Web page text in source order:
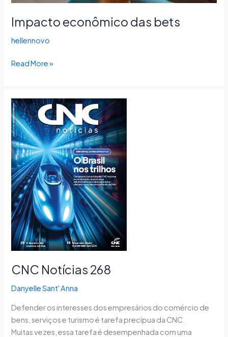
Impacto econômico das bets
hellennovo
Read More »
CNC Notícias 268
Danyelle Sant' Anna
Defender os interesses dos empresários do comércio de
bens, serviços e turismo é tarefa precípua da CNC.
Muitas vezes, essa tarefa é desempenhada com uma
CNC
Notícias
268